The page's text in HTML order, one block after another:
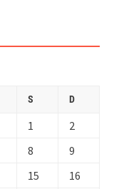
S D
1
2
8
9
15
16